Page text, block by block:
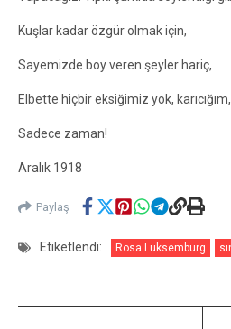
Kuşlar kadar özgür olmak için,
Sayemizde boy veren şeyler hariç,
Elbette hiçbir eksiğimiz yok,
Sadece zaman!
Aralık 1918
Paylaş
Etiketlendi: Rosa Luksemburg